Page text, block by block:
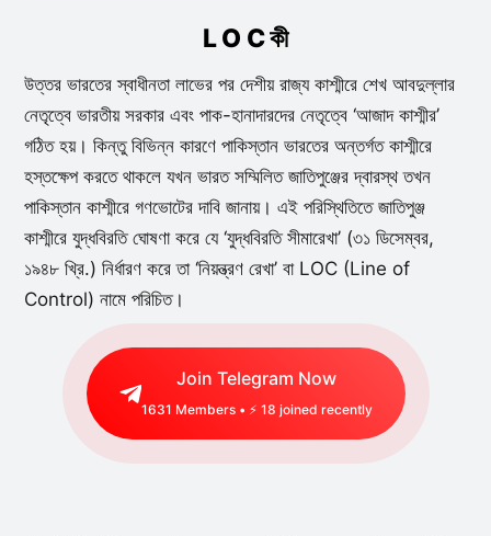
L O C কী
উত্তর ভারতের স্বাধীনতা লাভের পর দেশীয় রাজ্য কাশ্মীরে শেখ আবদুল্লার
নেতৃত্বে ভারতীয় সরকার এবং পাক-হানাদারদের নেতৃত্বে ‘আজাদ কাশ্মীর’
গঠিত হয়। কিন্তু বিভিন্ন কারণে পাকিস্তান ভারতের অন্তর্গত কাশ্মীরে
হস্তক্ষেপ করতে থাকলে যখন ভারত সম্মিলিত জাতিপুঞ্জের দ্বারস্থ তখন
পাকিস্তান কাশ্মীরে গণভোটের দাবি জানায়। এই পরিস্থিতিতে জাতিপুঞ্জ
কাশ্মীরে যুদ্ধবিরতি ঘোষণা করে যে ‘যুদ্ধবিরতি সীমারেখা’ (৩১ ডিসেম্বর,
১৯৪৮ খ্রি.) নির্ধারণ করে তা ‘নিয়ন্ত্রণ রেখা’ বা LOC (Line of
Control) নামে পরিচিত।
Join Telegram Now
1631 Members • ⚡ 18 joined recently